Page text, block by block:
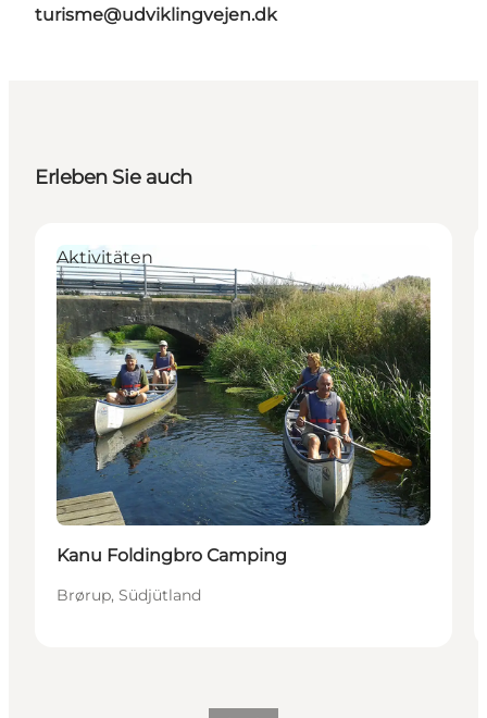
turisme@udviklingvejen.dk
Erleben Sie auch
Aktivitäten
Kanu Foldingbro Camping
Brørup, Südjütland